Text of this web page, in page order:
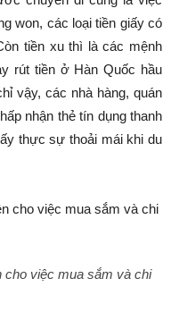
won, các loại tiền giấy có
tiền xu thì là các mệnh
rút tiền ở Hàn Quốc hầu
vậy, các nhà hàng, quán
nhận thẻ tín dụng thanh
thực sự thoải mái khi du
cho việc mua sắm và chi